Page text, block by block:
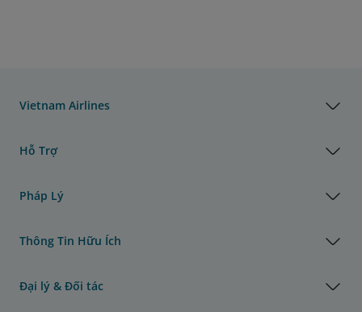
Vietnam Airlines
Hỗ Trợ
Pháp Lý
Thông Tin Hữu Ích
Đại lý & Đối tác